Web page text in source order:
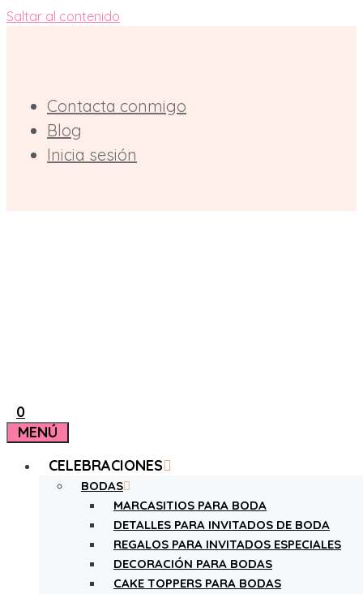
Saltar al contenido
Contacta conmigo
Blog
Inicia sesión
0
MENÚ
CELEBRACIONES
BODAS
MARCASITIOS PARA BODA
DETALLES PARA INVITADOS DE BODA
REGALOS PARA INVITADOS ESPECIALES
DECORACIÓN PARA BODAS
CAKE TOPPERS PARA BODAS